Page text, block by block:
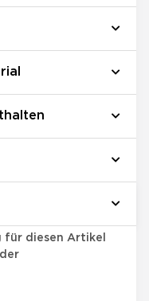
für diesen Artikel